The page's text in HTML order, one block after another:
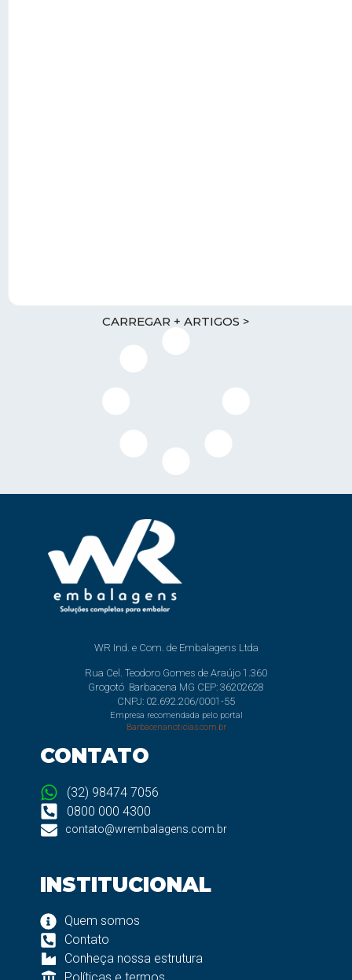
CARREGAR + ARTIGOS >
WR Ind. e Com. de Embalagens Ltda
Rua Cel. Teodoro Gomes de Araújo 1.360
Grogotó Barbacena MG CEP: 36202628
CNPJ: 02.692.206/0001-55
Empresa recomendada pelo portal
Barbacenanoticias.com.br
CONTATO
(32) 98474 7056
0800 000 4300
contato@wrembalagens.com.br
INSTITUCIONAL
Quem somos
Contato
Conheça nossa estrutura